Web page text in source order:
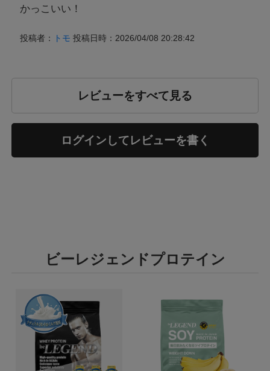
かっこいい！
投稿者： トモ 投稿日時：2026/04/08 20:28:42
レビューをすべて見る
ログインしてレビューを書く
ビーレジェンドプロテイン